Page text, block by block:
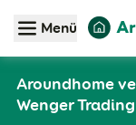
Menü
Aroundhome
Wenger